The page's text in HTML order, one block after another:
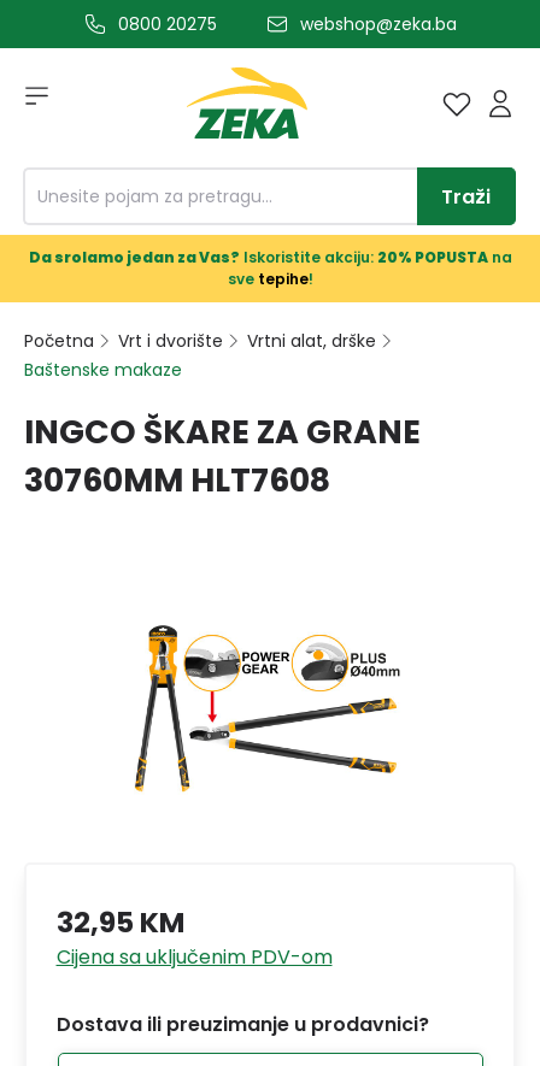
glavni sadržaj0800 20275 webshop@zeka.ba
Traži
Da srolamo jedan za Vas? Iskoristite akciju: 20% POPUSTAna
sve tepihe!
Početna Vrt i dvorište
Vrtni alat, drške
Baštenske makaze
INGCO ŠKARE ZA GRANE
30760MM HLT7608
32,95 KM
Cijena sa uključenim PDV-om
Dostava ili preuzimanje u prodavnici?